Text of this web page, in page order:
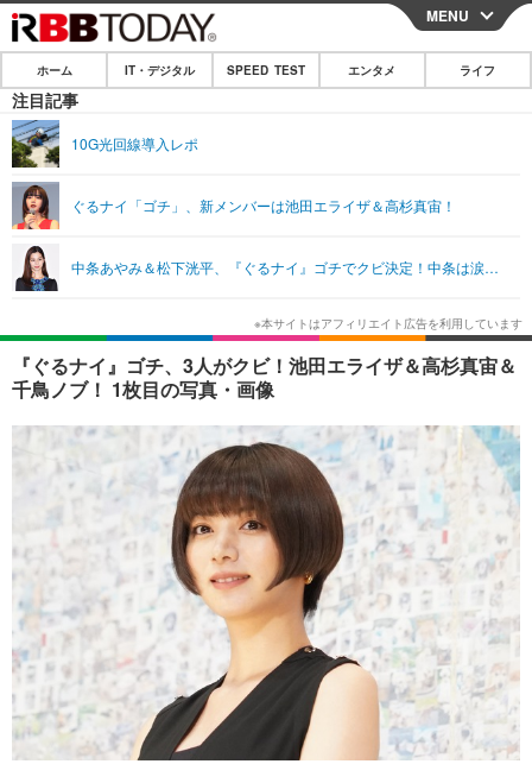
CLOSE
ホーム
IT・デジタル
ショッピング その他
SPEED TEST
エンタメ
エンタメTOP 映画・ドラマ
韓国・芸能
音楽 スポーツ
ショッピング その他
ライフ
ライフTOP グルメ
ペット ショッピング
その他
リリース一覧
プッシュ通知の停止方法
MENU
ホーム IT・デジタル SPEED TEST エンタメ ライフ
注目記事
10G光回線導入レポ
ぐるナイ「ゴチ」、新メンバーは池田エライザ＆高杉真宙！
中条あやみ＆松下洸平、『ぐるナイ』ゴチでクビ決定！中条は涙…
『ぐるナイ』ゴチ、3人がクビ！池田エライザ＆高杉真宙＆
千鳥ノブ！ 1枚目の写真・画像